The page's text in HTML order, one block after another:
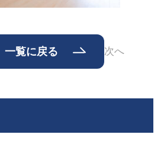
一覧に戻る 次へ